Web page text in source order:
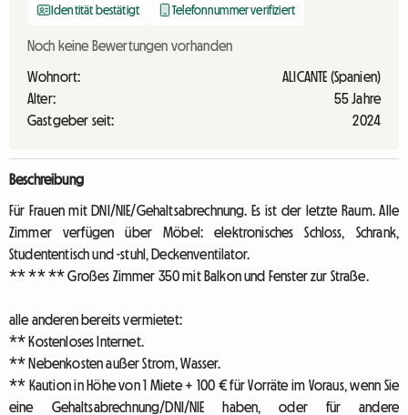
Identität bestätigt Telefonnummer verifiziert
Noch keine Bewertungen vorhanden
Wohnort:
ALICANTE (Spanien)
Alter:
55 Jahre
Gastgeber seit:
2024
Beschreibung
Für Frauen mit DNI/NIE/Gehaltsabrechnung. Es ist der letzte Raum. Alle
Zimmer verfügen über Möbel: elektronisches Schloss, Schrank,
Studententisch und -stuhl, Deckenventilator.
** ** ** Großes Zimmer 350 mit Balkon und Fenster zur Straße.
alle anderen bereits vermietet:
** Kostenloses Internet.
** Nebenkosten außer Strom, Wasser.
** Kaution in Höhe von 1 Miete + 100 € für Vorräte im Voraus, wenn Sie
eine Gehaltsabrechnung/DNI/NIE haben, oder für andere